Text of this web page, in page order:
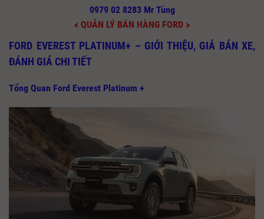
0979 02 8283 Mr Tùng
< QUẢN LÝ BÁN HÀNG FORD >
FORD EVEREST PLATINUM+ – GIỚI THIỆU, GIÁ BÁN XE,
ĐÁNH GIÁ CHI TIẾT
Tổng Quan Ford Everest Platinum +